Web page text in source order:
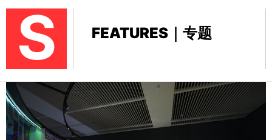
S FEATURES｜专题